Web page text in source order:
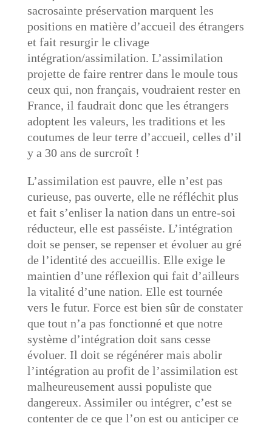
sacrosainte préservation marquent les
positions en matière d’accueil des étrangers
et fait resurgir le clivage
intégration/assimilation. L’assimilation
projette de faire rentrer dans le moule tous
ceux qui, non français, voudraient rester en
France, il faudrait donc que les étrangers
adoptent les valeurs, les traditions et les
coutumes de leur terre d’accueil, celles d’il
y a 30 ans de surcroît !
L’assimilation est pauvre, elle n’est pas
curieuse, pas ouverte, elle ne réfléchit plus
et fait s’enliser la nation dans un entre-soi
réducteur, elle est passéiste. L’intégration
doit se penser, se repenser et évoluer au gré
de l’identité des accueillis. Elle exige le
maintien d’une réflexion qui fait d’ailleurs
la vitalité d’une nation. Elle est tournée
vers le futur. Force est bien sûr de constater
que tout n’a pas fonctionné et que notre
système d’intégration doit sans cesse
évoluer. Il doit se régénérer mais abolir
l’intégration au profit de l’assimilation est
malheureusement aussi populiste que
dangereux. Assimiler ou intégrer, c’est se
contenter de ce que l’on est ou anticiper ce